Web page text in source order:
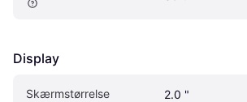
Display
Skærmstørrelse 2.0 "